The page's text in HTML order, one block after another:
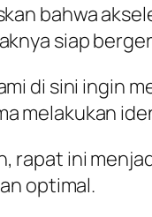
bahwa
siap
di sini ingin
melakukan
rapat ini
optimal.